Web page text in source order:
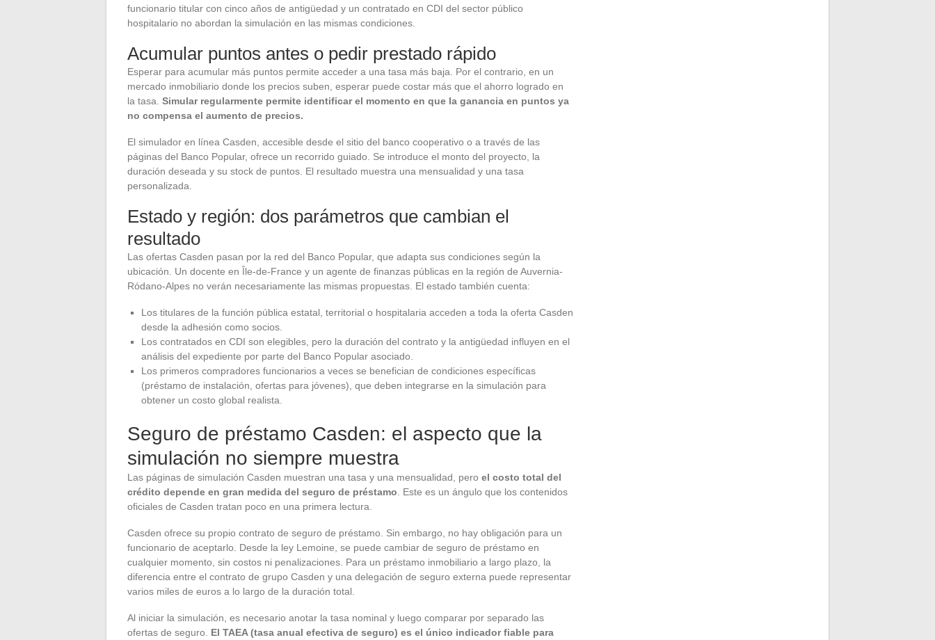
funcionario titular con cinco años de antigüedad y un contratado en CDI del sector público
hospitalario no abordan la simulación en las mismas condiciones.
Acumular puntos antes o pedir prestado rápido
Esperar para acumular más puntos permite acceder a una tasa más baja. Por el contrario, en un
mercado inmobiliario donde los precios suben, esperar puede costar más que el ahorro logrado en
la tasa. Simular regularmente permite identificar el momento en que la ganancia en puntos ya
no compensa el aumento de precios.
El simulador en línea Casden, accesible desde el sitio del banco cooperativo o a través de las
páginas del Banco Popular, ofrece un recorrido guiado. Se introduce el monto del proyecto, la
duración deseada y su stock de puntos. El resultado muestra una mensualidad y una tasa
personalizada.
Estado y región: dos parámetros que cambian el
resultado
Las ofertas Casden pasan por la red del Banco Popular, que adapta sus condiciones según la
ubicación. Un docente en Île-de-France y un agente de finanzas públicas en la región de Auvernia-
Ródano-Alpes no verán necesariamente las mismas propuestas. El estado también cuenta:
Los titulares de la función pública estatal, territorial o hospitalaria acceden a toda la oferta Casden
desde la adhesión como socios.
Los contratados en CDI son elegibles, pero la duración del contrato y la antigüedad influyen en el
análisis del expediente por parte del Banco Popular asociado.
Los primeros compradores funcionarios a veces se benefician de condiciones específicas
(préstamo de instalación, ofertas para jóvenes), que deben integrarse en la simulación para
obtener un costo global realista.
Seguro de préstamo Casden: el aspecto que la
simulación no siempre muestra
Las páginas de simulación Casden muestran una tasa y una mensualidad, pero el costo total del
crédito depende en gran medida del seguro de préstamo . Este es un ángulo que los contenidos
oficiales de Casden tratan poco en una primera lectura.
Casden ofrece su propio contrato de seguro de préstamo. Sin embargo, no hay obligación para un
funcionario de aceptarlo. Desde la ley Lemoine, se puede cambiar de seguro de préstamo en
cualquier momento, sin costos ni penalizaciones. Para un préstamo inmobiliario a largo plazo, la
diferencia entre el contrato de grupo Casden y una delegación de seguro externa puede representar
varios miles de euros a lo largo de la duración total.
Al iniciar la simulación, es necesario anotar la tasa nominal y luego comparar por separado las
ofertas de seguro. El TAEA (tasa anual efectiva de seguro) es el único indicador fiable para